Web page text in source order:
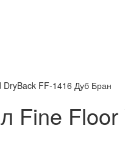
FF-1416 Дуб Бран
Fine